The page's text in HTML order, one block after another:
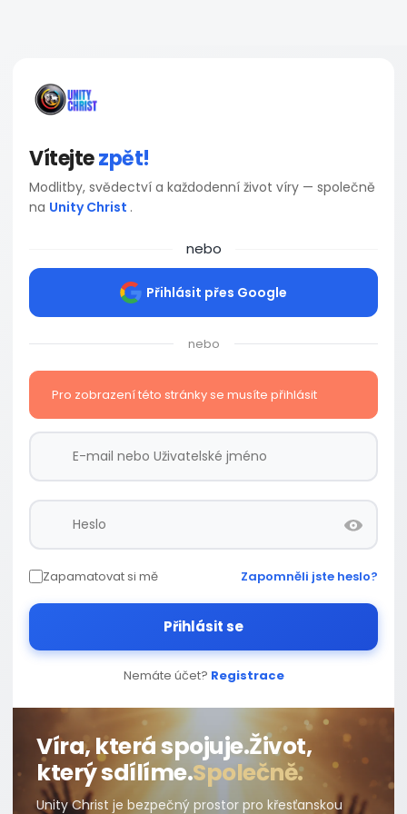
Vítejtezpět!
Modlitby, svědectví a každodenní život víry — společně
na Unity Christ .
nebo
Přihlásit přes Google
nebo
Pro zobrazení této stránky se musíte přihlásit
Zapamatovat si mě Zapomněli jste heslo?
Přihlásit se
Nemáte účet? Registrace
Víra, která spojuje.Život,
který sdílíme.Společně.
Unity Christ je bezpečný prostor pro křesťanskou